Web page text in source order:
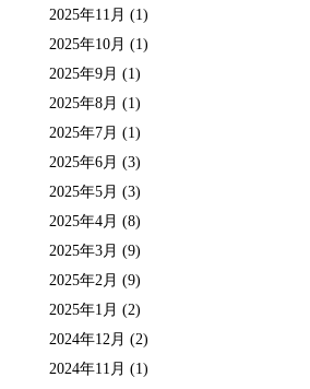
2025年11月 (1)
2025年10月 (1)
2025年9月 (1)
2025年8月 (1)
2025年7月 (1)
2025年6月 (3)
2025年5月 (3)
2025年4月 (8)
2025年3月 (9)
2025年2月 (9)
2025年1月 (2)
2024年12月 (2)
2024年11月 (1)